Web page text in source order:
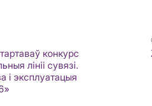
конкурс
лініі сувязі.
і эксплуатацыя